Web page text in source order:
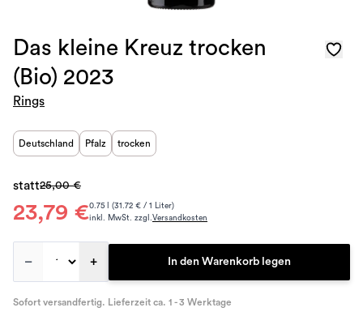
Das kleine Kreuz trocken
(Bio) 2023
Rings
Deutschland Pfalz trocken
23,79 €
statt25,00 €
0.75 l (31.72 € / 1 Liter)
inkl. MwSt. zzgl.Versandkosten
– + In den Warenkorb legen
Sofort versandfertig. Lieferzeit ca. 1 - 3 Werktage